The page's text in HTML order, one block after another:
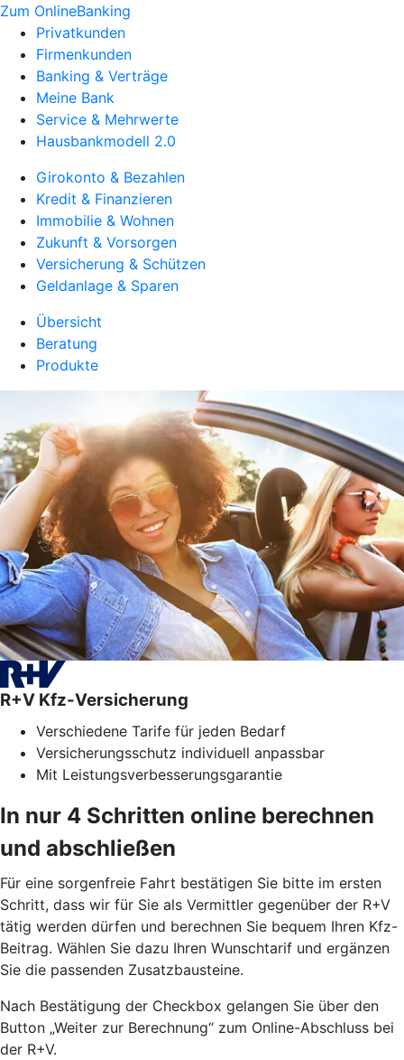
Zum OnlineBanking
Privatkunden
Firmenkunden
Banking & Verträge
Meine Bank
Service & Mehrwerte
Hausbankmodell 2.0
Girokonto & Bezahlen
Kredit & Finanzieren
Immobilie & Wohnen
Zukunft & Vorsorgen
Versicherung & Schützen
Geldanlage & Sparen
Übersicht
Beratung
Produkte
R+V Kfz-Versicherung
Verschiedene Tarife für jeden Bedarf
Versicherungsschutz individuell anpassbar
Mit Leistungsverbesserungsgarantie
In nur 4 Schritten online berechnen
und abschließen
Für eine sorgenfreie Fahrt bestätigen Sie bitte im ersten
Schritt, dass wir für Sie als Vermittler gegenüber der R+V
tätig werden dürfen und berechnen Sie bequem Ihren Kfz-
Beitrag. Wählen Sie dazu Ihren Wunschtarif und ergänzen
Sie die passenden Zusatzbausteine.
Nach Bestätigung der Checkbox gelangen Sie über den
Button „Weiter zur Berechnung“ zum Online-Abschluss bei
der R+V.